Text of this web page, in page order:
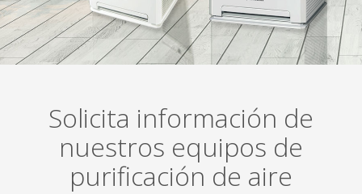
Solicita información de
nuestros equipos de
purificación de aire